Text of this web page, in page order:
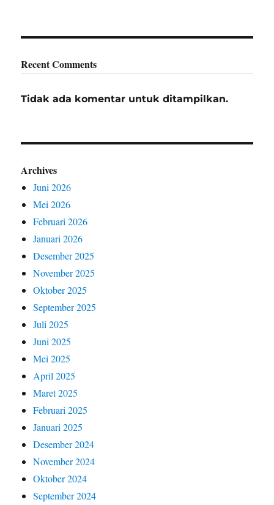
Recent Comments
Tidak ada komentar untuk ditampilkan.
Archives
Juni 2026
Mei 2026
Februari 2026
Januari 2026
Desember 2025
November 2025
Oktober 2025
September 2025
Juli 2025
Juni 2025
Mei 2025
April 2025
Maret 2025
Februari 2025
Januari 2025
Desember 2024
November 2024
Oktober 2024
September 2024